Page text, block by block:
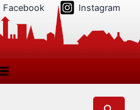
Facebook Instagram
Suchen